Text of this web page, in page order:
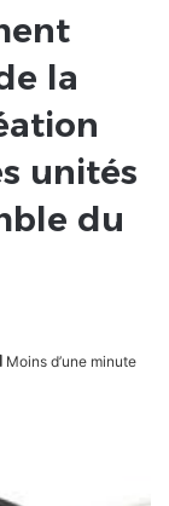
la
unités
du
Moins d’une minute